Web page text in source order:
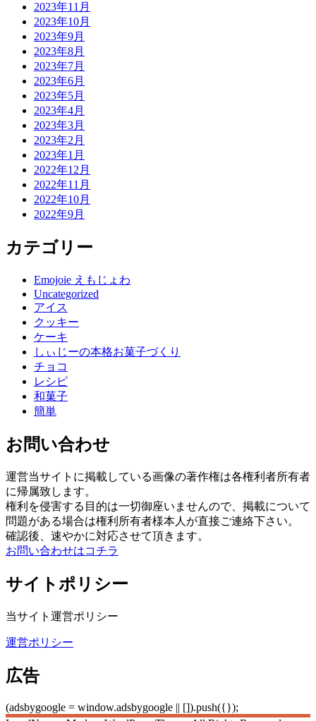
2023年11月
2023年10月
2023年9月
2023年8月
2023年7月
2023年6月
2023年5月
2023年4月
2023年3月
2023年2月
2023年1月
2022年12月
2022年11月
2022年10月
2022年9月
カテゴリー
Emojoie えもじょわ
Uncategorized
アイス
クッキー
ケーキ
しぃじーの本格お菓子づくり
チョコ
レシピ
和菓子
簡単
お問い合わせ
運営当サイトに掲載している画像の著作権は各権利者所有者
に帰属致します。
権利を侵害する目的は一切御座いませんので、掲載について
問題がある場合は権利所有者様本人が直接ご連絡下さい。
確認後、速やかに対応させて頂きます。
お問い合わせはコチラ
サイトポリシー
当サイト運営ポリシー
運営ポリシー
広告
(adsbygoogle = window.adsbygoogle || []).push({});